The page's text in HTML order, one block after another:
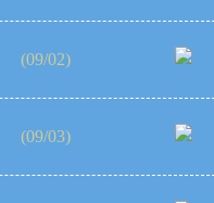
(09/02)
(09/03)